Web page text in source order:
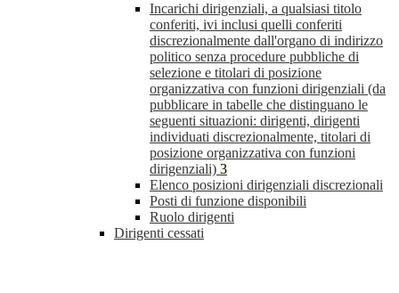
Incarichi dirigenziali, a qualsiasi titolo
conferiti, ivi inclusi quelli conferiti
discrezionalmente dall'organo di indirizzo
politico senza procedure pubbliche di
selezione e titolari di posizione
organizzativa con funzioni dirigenziali (da
pubblicare in tabelle che distinguano le
seguenti situazioni: dirigenti, dirigenti
individuati discrezionalmente, titolari di
posizione organizzativa con funzioni
dirigenziali) 3
Elenco posizioni dirigenziali discrezionali
Posti di funzione disponibili
Ruolo dirigenti
Dirigenti cessati